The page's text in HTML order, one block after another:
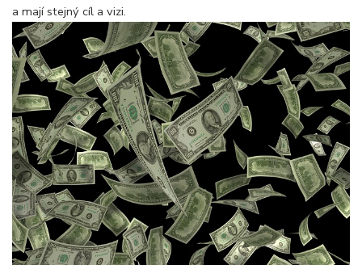
a mají stejný cíl a vizi.